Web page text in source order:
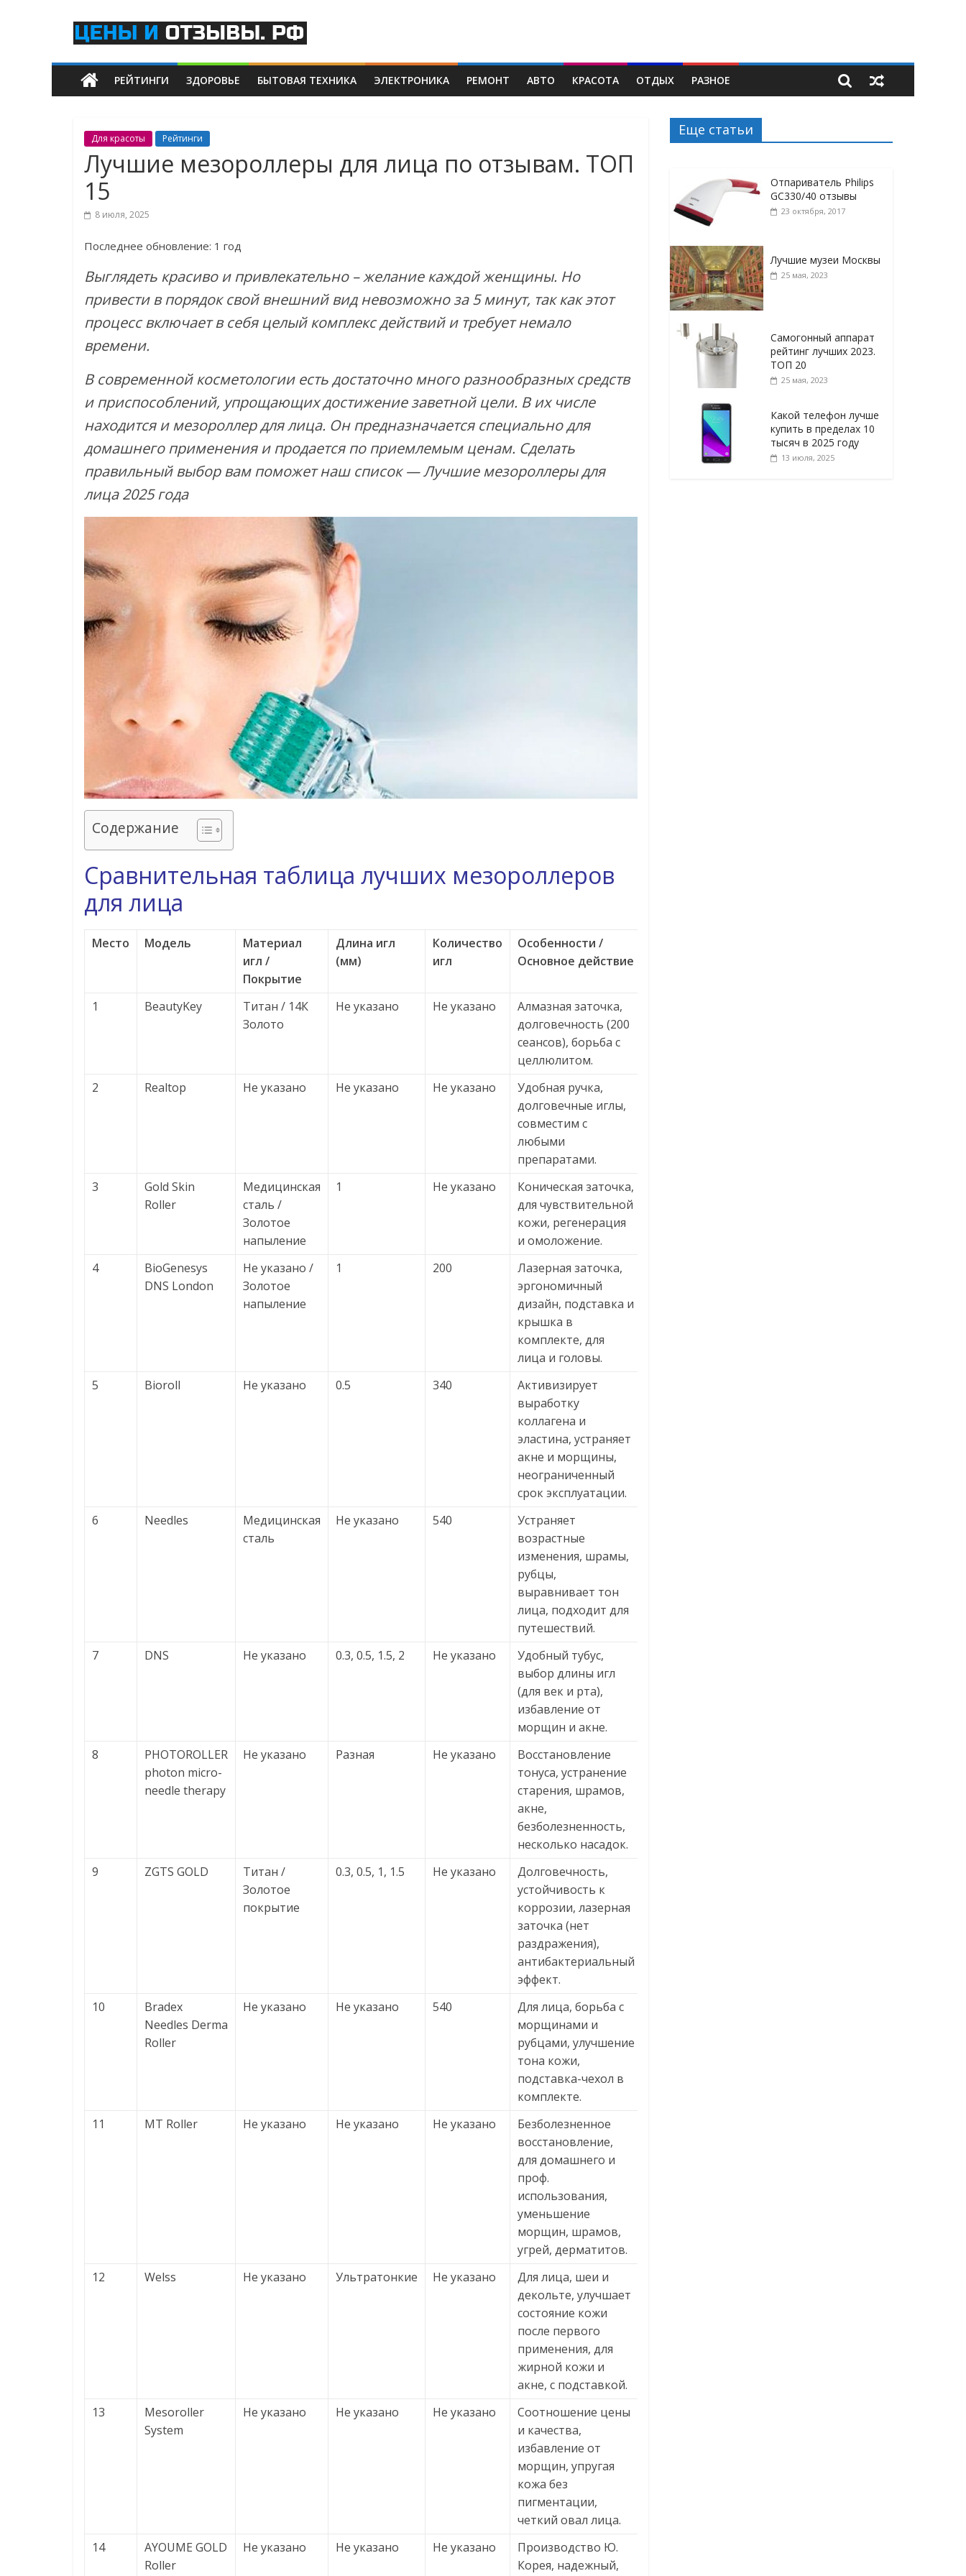
Цены
и
отзывы.рф
Самых
Лучших
Товаров
Услуг
РЕЙТИНГИ ЗДОРОВЬЕ БЫТОВАЯ ТЕХНИКА ЭЛЕКТРОНИКА РЕМОНТ АВТО КРАСОТА ОТДЫХ РАЗНОЕ
Для красоты Рейтинги
Лучшие мезороллеры для лица по отзывам. ТОП
15
8 июля, 2025
Последнее обновление: 1 год
Выглядеть красиво и привлекательно – желание каждой женщины. Но
привести в порядок свой внешний вид невозможно за 5 минут, так как этот
процесс включает в себя целый комплекс действий и требует немало
времени.
В современной косметологии есть достаточно много разнообразных средств
и приспособлений, упрощающих достижение заветной цели. В их числе
находится и мезороллер для лица. Он предназначается специально для
домашнего применения и продается по приемлемым ценам. Сделать
правильный выбор вам поможет наш список — Лучшие мезороллеры для
лица 2025 года
Содержание
Сравнительная таблица лучших мезороллеров
для лица
Место Модель
Материал
игл /
Покрытие
Длина игл
(мм)
Количество
игл
Особенности /
Основное действие
1 BeautyKey
Титан / 14К
Золото
Не указано Не указано
Алмазная заточка,
долговечность (200
сеансов), борьба с
целлюлитом.
2
Realtop Не указано Не указано Не указано
Удобная ручка,
долговечные иглы,
совместим с
любыми
препаратами.
3
Gold Skin
Roller
Медицинская
сталь /
Золотое
напыление
1 Не указано
Коническая заточка,
для чувствительной
кожи, регенерация
и омоложение.
4
BioGenesys
DNS London
Не указано /
Золотое
напыление
1 200
Лазерная заточка,
эргономичный
дизайн, подставка и
крышка в
комплекте, для
лица и головы.
5
Bioroll Не указано 0.5 340
Активизирует
выработку
коллагена и
эластина, устраняет
акне и морщины,
неограниченный
срок эксплуатации.
6
Needles
Медицинская
сталь
Не указано 540
Устраняет
возрастные
изменения, шрамы,
рубцы,
выравнивает тон
лица, подходит для
путешествий.
7
DNS Не указано 0.3, 0.5, 1.5, 2 Не указано
Удобный тубус,
выбор длины игл
(для век и рта),
избавление от
морщин и акне.
8
PHOTOROLLER
photon micro-
needle therapy
Не указано Разная Не указано
Восстановление
тонуса, устранение
старения, шрамов,
акне,
безболезненность,
несколько насадок.
9
ZGTS GOLD
Титан /
Золотое
покрытие
0.3, 0.5, 1, 1.5 Не указано
Долговечность,
устойчивость к
коррозии, лазерная
заточка (нет
раздражения),
антибактериальный
эффект.
10
Bradex
Needles Derma
Roller
Не указано Не указано 540
Для лица, борьба с
морщинами и
рубцами, улучшение
тона кожи,
подставка-чехол в
комплекте.
11
MT Roller Не указано Не указано Не указано
Безболезненное
восстановление,
для домашнего и
проф.
использования,
уменьшение
морщин, шрамов,
угрей, дерматитов.
12
Welss Не указано Ультратонкие Не указано
Для лица, шеи и
декольте, улучшает
состояние кожи
после первого
применения, для
жирной кожи и
акне, с подставкой.
13
Mesoroller
System
Не указано Не указано Не указано
Соотношение цены
и качества,
избавление от
морщин, упругая
кожа без
пигментации,
четкий овал лица.
14
AYOUME GOLD
Roller
Не указано Не указано Не указано
Производство Ю.
Корея, надежный,
Еще статьи
Отпариватель Philips
GC330/40 отзывы
23 октября, 2017
Лучшие музеи Москвы
25 мая, 2023
Самогонный аппарат
рейтинг лучших 2023.
ТОП 20
25 мая, 2023
Какой телефон лучше
купить в пределах 10
тысяч в 2025 году
13 июля, 2025